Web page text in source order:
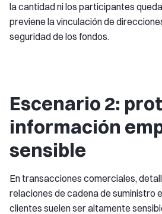
la cantidad ni los participantes
previene la vinculación de
seguridad de los fondos.
Escenario 2:
información
sensible
En transacciones comerciales,
relaciones de cadena de suministro
clientes suelen ser altamente